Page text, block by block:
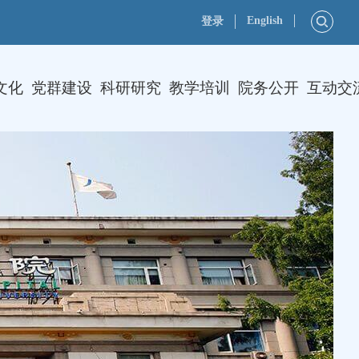
登录 English
化 党群建设 科研研究 教学培训 院务公开 互动交